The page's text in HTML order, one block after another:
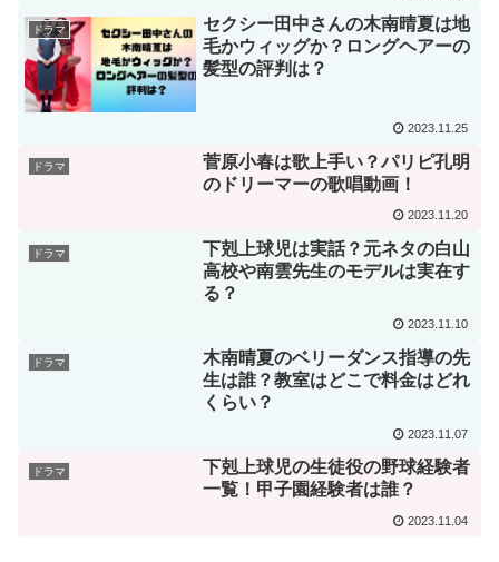
ドラマ
セクシー田中さんの木南晴夏は地
毛かウィッグか？ロングヘアーの
髪型の評判は？
2023.11.25
ドラマ
菅原小春は歌上手い？パリピ孔明
のドリーマーの歌唱動画！
2023.11.20
ドラマ
下剋上球児は実話？元ネタの白山
高校や南雲先生のモデルは実在す
る？
2023.11.10
ドラマ
木南晴夏のベリーダンス指導の先
生は誰？教室はどこで料金はどれ
くらい？
2023.11.07
ドラマ
下剋上球児の生徒役の野球経験者
一覧！甲子園経験者は誰？
2023.11.04